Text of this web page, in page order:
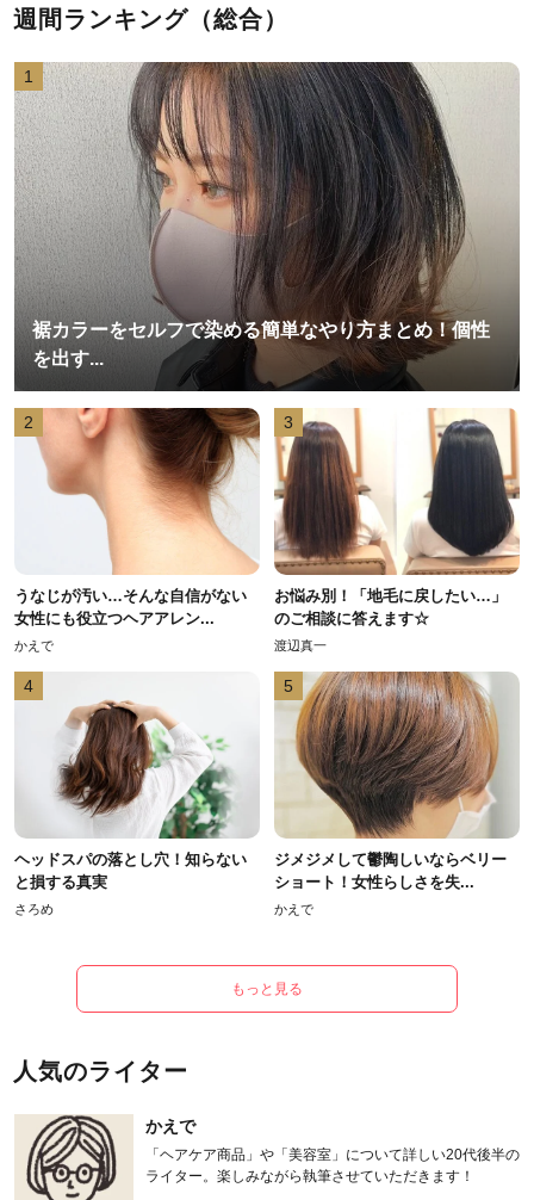
週間ランキング（総合）
1
裾カラーをセルフで染める簡単なやり方まとめ！個性
を出す...
2
うなじが汚い…そんな自信がない
女性にも役立つヘアアレン...
かえで
3
お悩み別！「地毛に戻したい…」
のご相談に答えます☆
渡辺真一
4
ヘッドスパの落とし穴！知らない
と損する真実
さろめ
5
ジメジメして鬱陶しいならベリー
ショート！女性らしさを失...
かえで
もっと見る
人気のライター
かえで
「ヘアケア商品」や「美容室」について詳しい20代後半の
ライター。楽しみながら執筆させていただきます！